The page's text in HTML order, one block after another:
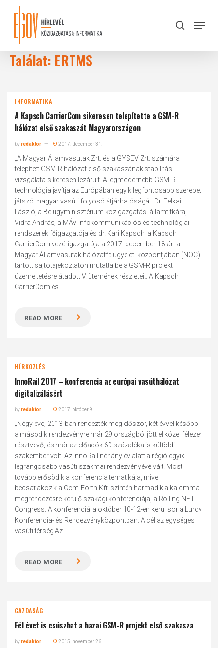
content
search
Menu
Találat: ERTMS
INFORMATIKA
A Kapsch CarrierCom sikeresen telepítette a GSM-R
hálózat első szakaszát Magyarországon
byredaktor 2017. december 31.
„A Magyar Államvasutak Zrt. és a GYSEV Zrt. számára
telepített GSM-R hálózat első szakaszának stabilitás-
vizsgálata sikeresen lezárult. A legmodernebb GSM-R
technológia javítja az Európában egyik legfontosabb szerepet
játszó magyar vasúti folyosó átjárhatóságát. Dr. Felkai
László, a Belügyminisztérium közigazgatási államtitkára,
Vidra András, a MÁV infokommunikációs és technológiai
rendszerek főigazgatója és dr. Kari Kapsch, a Kapsch
CarrierCom vezérigazgatója a 2017. december 18-án a
Magyar Államvasutak hálózatfelügyeleti központjában (NOC)
tartott sajtótájékoztatón mutatta be a GSM-R projekt
üzemeltetésre átadott V. ütemének részleteit. A Kapsch
CarrierCom és...
READ MORE
HÍRKÖZLÉS
InnoRail 2017 – konferencia az európai vasúthálózat
digitalizálásért
byredaktor 2017. október 9.
„Négy éve, 2013-ban rendezték meg először, két évvel később
a második rendezvényre már 29 országból jött el közel félezer
résztvevő, és már az előadók 60 százaléka is külföldi
szakember volt. Az InnoRail néhány év alatt a régió egyik
legrangosabb vasúti szakmai rendezvényévé vált. Most
tovább erősödik a konferencia tematikája, mivel
becsatlakozik a Com-Forth Kft. szintén harmadik alkalommal
megrendezésre kerülő szakági konferenciája, a Rolling-NET
Congress. A konferenciára október 10-12-én kerül sor a Lurdy
Konferencia- és Rendezvényközpontban. A cél az egységes
vasúti térség Az...
READ MORE
GAZDASÁG
Fél évet is csúszhat a hazai GSM-R projekt első szakasza
byredaktor 2015. november 26.
Close